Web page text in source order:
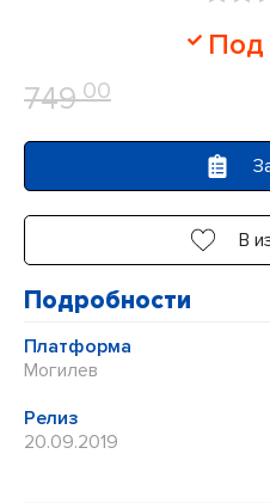
5
Под
749 00
В
Подробности
Платформа
Могилев
Релиз
20.09.2019